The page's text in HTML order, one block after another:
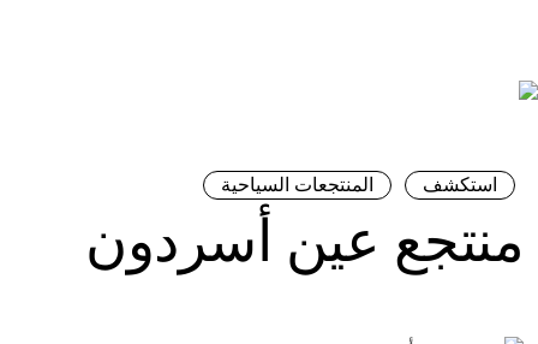
استكشف المنتجعات السياحية
منتجع عين أسردون